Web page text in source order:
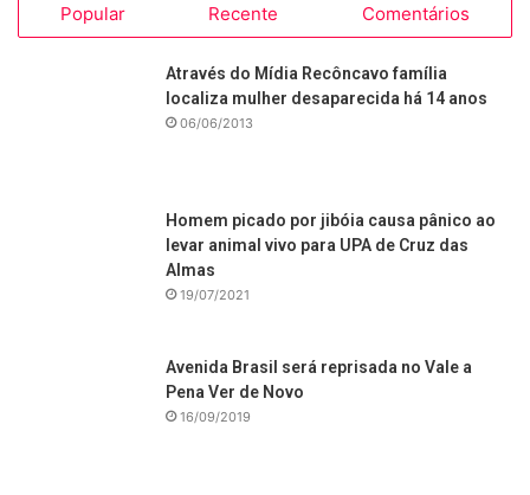
Popular Recente Comentários
Através do Mídia Recôncavo família
localiza mulher desaparecida há 14 anos
06/06/2013
Homem picado por jibóia causa pânico ao
levar animal vivo para UPA de Cruz das
Almas
19/07/2021
Avenida Brasil será reprisada no Vale a
Pena Ver de Novo
16/09/2019